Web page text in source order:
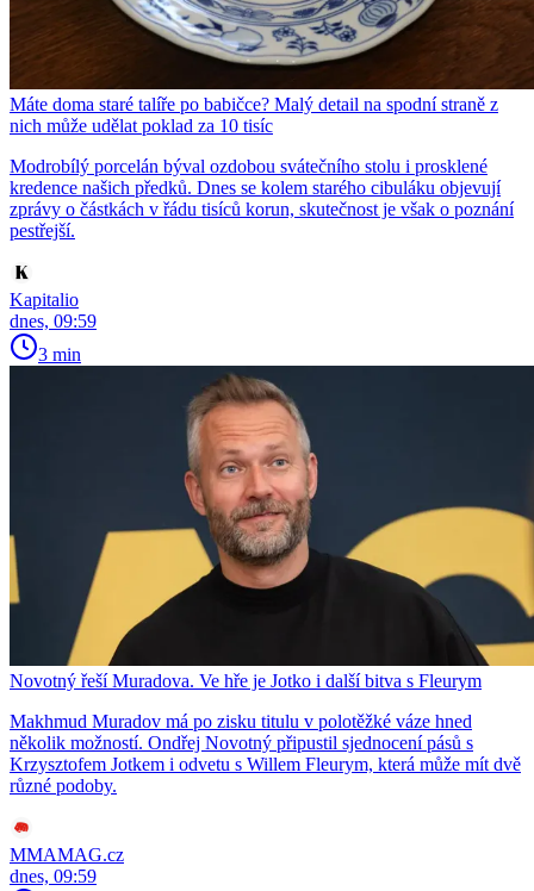
Máte doma staré talíře po babičce? Malý detail na spodní straně z
nich může udělat poklad za 10 tisíc
Modrobílý porcelán býval ozdobou svátečního stolu i prosklené
kredence našich předků. Dnes se kolem starého cibuláku objevují
zprávy o částkách v řádu tisíců korun, skutečnost je však o poznání
pestřejší.
Kapitalio
dnes, 09:59
3 min
Novotný řeší Muradova. Ve hře je Jotko i další bitva s Fleurym
Makhmud Muradov má po zisku titulu v polotěžké váze hned
několik možností. Ondřej Novotný připustil sjednocení pásů s
Krzysztofem Jotkem i odvetu s Willem Fleurym, která může mít dvě
různé podoby.
MMAMAG.cz
dnes, 09:59